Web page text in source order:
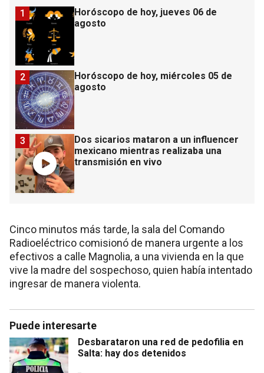
Horóscopo de hoy, jueves 06 de
agosto
1
Horóscopo de hoy, miércoles 05 de
agosto
2
Dos sicarios mataron a un influencer
mexicano mientras realizaba una
transmisión en vivo
3
Cinco minutos más tarde, la sala del Comando
Radioeléctrico comisionó de manera urgente a los
efectivos a calle Magnolia, a una vivienda en la que
vive la madre del sospechoso, quien había intentado
ingresar de manera violenta.
Puede interesarte
Desbarataron una red de pedofilia en
Salta: hay dos detenidos